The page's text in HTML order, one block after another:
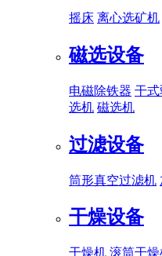
摇床 离心选矿机
磁选设备
电磁除铁器 干
选机 磁选机
过滤设备
筒形真空过滤机
干燥设备
干燥机 滚筒干燥